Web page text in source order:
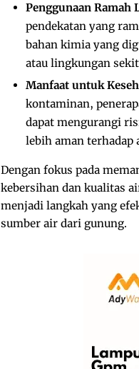
Penggunaan Ramah
pendekatan yang
bahan kimia yang
atau lingkungan
Manfaat untuk
kontaminan,
dapat mengurangi
lebih aman
Dengan fokus pada
kebersihan dan kualitas
menjadi langkah yang
sumber air dari gunung.